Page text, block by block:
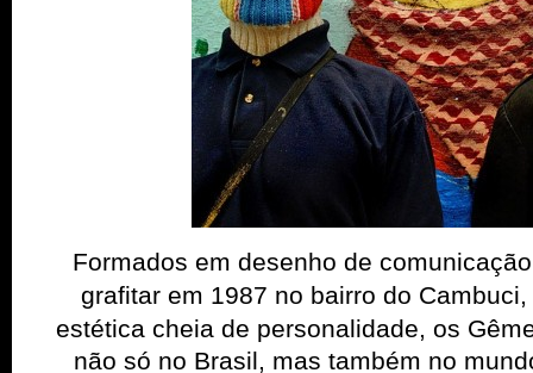
Formados em desenho de
grafitar em 1987 no bairro do Cambuci
estética cheia de personalidade, os
não só no Brasil, mas também no